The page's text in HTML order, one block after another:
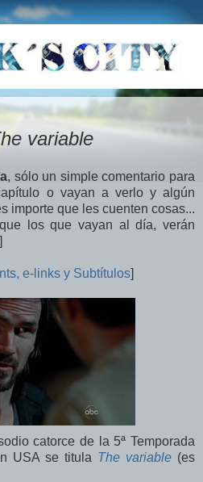
variable
, sólo un simple comentario para
o vayan a verlo y algún
importe que les cuenten cosas...
los que vayan al día, verán
e-links y Subtítulos]
catorce de la 5ª Temporada
USA se titula The variable (es